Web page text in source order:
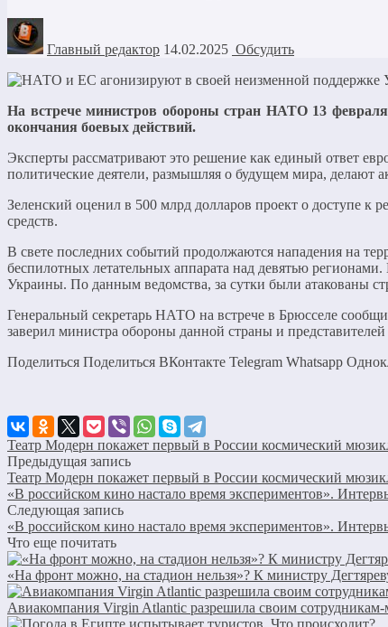
Главный редактор 14.02.2025 Обсудить
На встрече министров обороны стран НАТО 13
окончания боевых действий.
Эксперты рассматривают это решение как единый ответ
политические деятели, размышляя о будущем мира, делают
Зеленский оценил в 500 млрд долларов проект о доступе к
средств.
В свете последних событий продолжаются нападения на
беспилотных летательных аппарата над девятью
Украины. По данным ведомства, за сутки были атакованы
Генеральный секретарь НАТО на встрече в Брюсселе
заверил министра обороны данной страны и
Поделиться Поделиться ВКонтакте Telegram Whatsapp
Театр Модерн покажет первый в России космический
Предыдущая запись
Театр Модерн покажет первый в России космический
«В российском кино настало время экспериментов».
Следующая запись
«В российском кино настало время экспериментов».
Что еще почитать
«На фронт можно, на стадион нельзя»? К министру
Авиакомпания Virgin Atlantic разрешила своим